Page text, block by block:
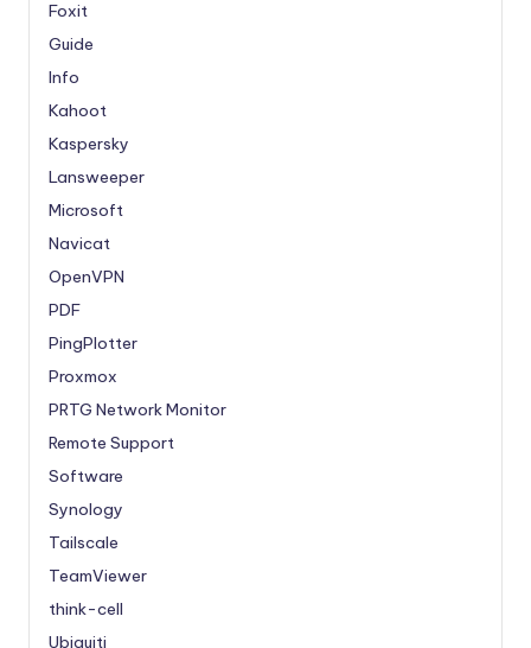
Foxit
Guide
Info
Kahoot
Kaspersky
Lansweeper
Microsoft
Navicat
OpenVPN
PDF
PingPlotter
Proxmox
PRTG Network Monitor
Remote Support
Software
Synology
Tailscale
TeamViewer
think-cell
Ubiquiti